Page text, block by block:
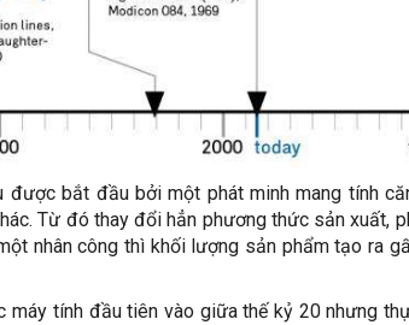
được bắt đầu bởi một phát minh mang tính
Từ đó thay đổi hẳn phương thức sản xuất,
nhân công thì khối lượng sản phẩm tạo ra
máy tính đầu tiên vào giữa thế kỷ 20 nhưng